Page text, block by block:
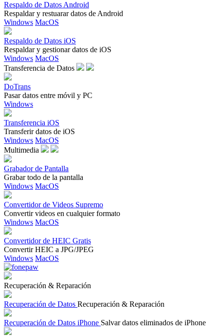
Respaldo de Datos Android
Respaldar y restuarar datos de Android
Windows MacOS
Respaldo de Datos iOS
Respaldar y gestionar datos de iOS
Windows MacOS
Transferencia de Datos
DoTrans
Pasar datos entre móvil y PC
Windows
Transferencia iOS
Transferir datos de iOS
Windows MacOS
Multimedia
Grabador de Pantalla
Grabar todo de la pantalla
Windows MacOS
Convertidor de Videos Supremo
Convertir videos en cualquier formato
Windows MacOS
Convertidor de HEIC Gratis
Convertir HEIC a JPG/JPEG
Windows MacOS
Recuperación & Reparación
Recuperación de Datos Recuperación & Reparación
Recuperación de Datos iPhone Salvar datos eliminados de iPhone